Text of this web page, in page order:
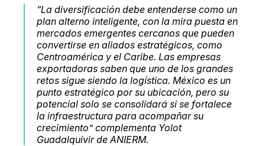
“La diversificación debe entenderse como un
plan alterno inteligente, con la mira puesta en
mercados emergentes cercanos que pueden
convertirse en aliados estratégicos, como
Centroamérica y el Caribe. Las empresas
exportadoras saben que uno de los grandes
retos sigue siendo la logística. México es un
punto estratégico por su ubicación, pero su
potencial solo se consolidará si se fortalece
la infraestructura para acompañar su
crecimiento” complementa Yolot
Guadalquivir de ANIERM.